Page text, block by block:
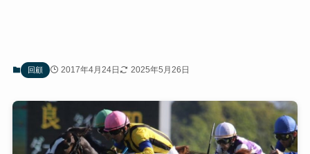
回顧 2017年4月24日 2025年5月26日